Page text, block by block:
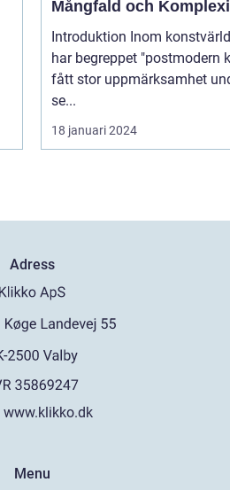
Mångfald och
Introduktion Inom konstvärlden
har begreppet "postmodern
fått stor uppmärksamhet
se...
18 januari 2024
Adress
www.klikko.dk
Menu